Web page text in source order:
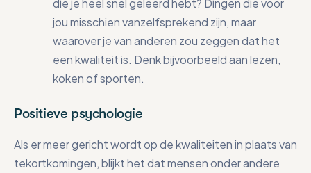
die je heel snel geleerd hebt? Dingen die voor
jou misschien vanzelfsprekend zijn, maar
waarover je van anderen zou zeggen dat het
een kwaliteit is. Denk bijvoorbeeld aan lezen,
koken of sporten.
Positieve psychologie
Als er meer gericht wordt op de kwaliteiten in plaats van
tekortkomingen, blijkt het dat mensen onder andere